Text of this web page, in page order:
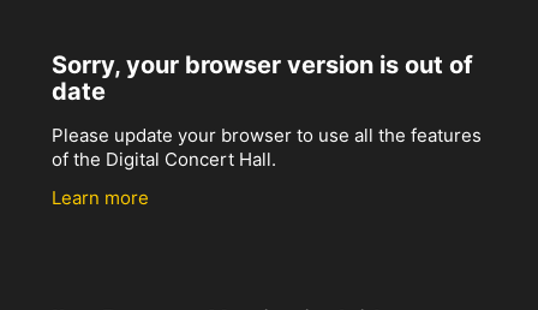
Sorry, your browser version is out of
date
Please update your browser to use all the features
of the Digital Concert Hall.
Learn more